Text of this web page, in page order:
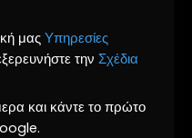
μας Υπηρεσίες
την Σχέδια
και κάντε το πρώτο